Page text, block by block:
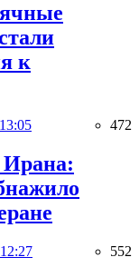
к
472
Ирана:
552